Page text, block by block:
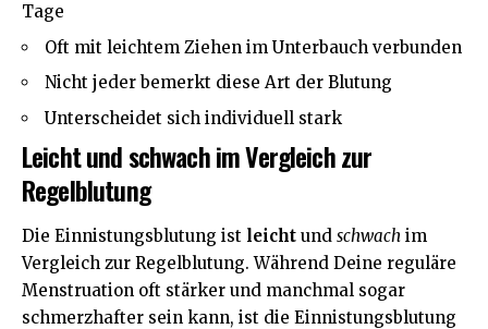
Tage
Oft mit leichtem Ziehen im Unterbauch verbunden
Nicht jeder bemerkt diese Art der Blutung
Unterscheidet sich individuell stark
Leicht und schwach im Vergleich zur
Regelblutung
Die Einnistungsblutung ist leicht und schwach im
Vergleich zur Regelblutung. Während Deine reguläre
Menstruation oft stärker und manchmal sogar
schmerzhafter sein kann, ist die Einnistungsblutung